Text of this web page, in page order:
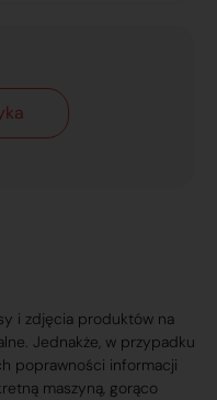
i zdjęcia produktów na
Jednakże, w przypadku
poprawności informacji
maszyną, gorąco